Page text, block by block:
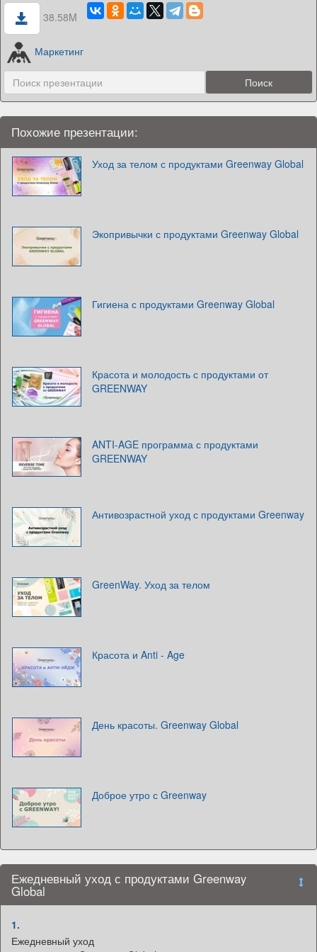
38.58M
Маркетинг
Похожие презентации:
Уход за телом с продуктами Greenway Global
Экопривычки с продуктами Greenway Global
Гигиена с продуктами Greenway Global
Красота и молодость с продуктами от
GREENWAY
ANTI-AGE программа с продуктами
GREENWAY
Антивозрастной уход с продуктами Greenway
GreenWay. Уход за телом
Красота и Anti - Age
День красоты. Greenway Global
Доброе утро с Greenway
Ежедневный уход с продуктами Greenway
Global
1.
Ежедневный уход